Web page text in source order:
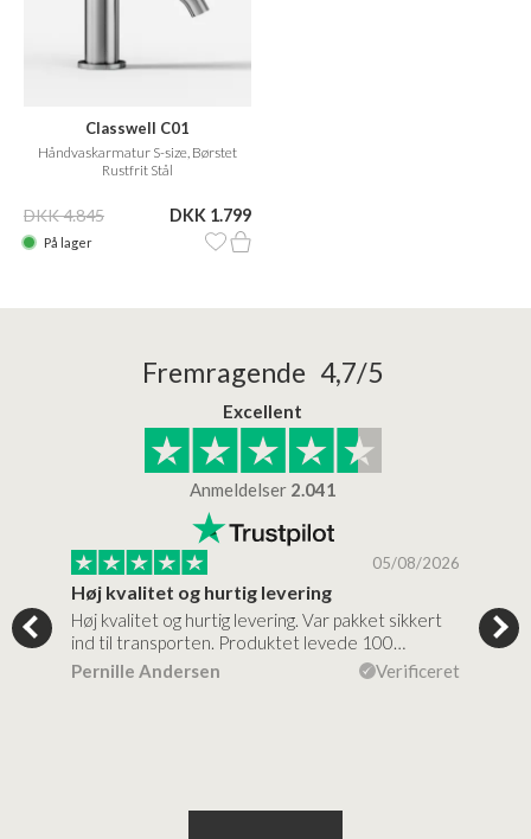
Classwell C01
Håndvaskarmatur S-size, Børstet
Rustfrit Stål
DKK 4.845 DKK 1.799
På lager
Fremragende 4,7/5
Excellent
Anmeldelser 2.041
05/08/2026
Høj kvalitet og hurtig levering
Høj kvalitet og hurtig levering. Var pakket sikkert
ind til transporten. Produktet levede 100…
Pernille Andersen
Verificeret